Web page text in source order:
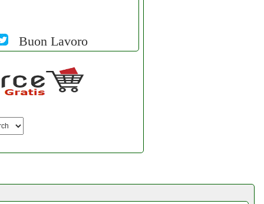
Buon Lavoro